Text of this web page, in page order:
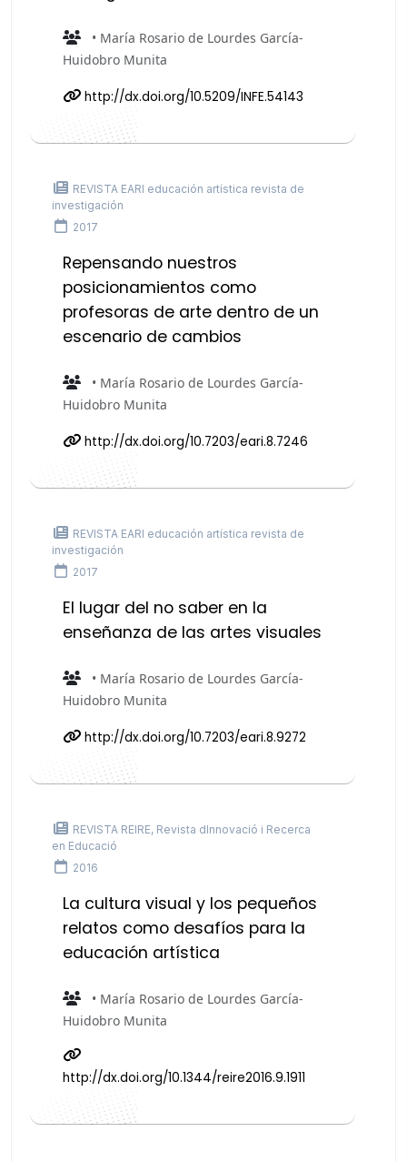
• María Rosario de Lourdes García-
Huidobro Munita
http://dx.doi.org/10.5209/INFE.54143
REVISTA EARI educación artística revista de
investigación
2017
Repensando nuestros
posicionamientos como
profesoras de arte dentro de un
escenario de cambios
• María Rosario de Lourdes García-
Huidobro Munita
http://dx.doi.org/10.7203/eari.8.7246
REVISTA EARI educación artística revista de
investigación
2017
El lugar del no saber en la
enseñanza de las artes visuales
• María Rosario de Lourdes García-
Huidobro Munita
http://dx.doi.org/10.7203/eari.8.9272
REVISTA REIRE, Revista dInnovació i Recerca
en Educació
2016
La cultura visual y los pequeños
relatos como desafíos para la
educación artística
• María Rosario de Lourdes García-
Huidobro Munita
http://dx.doi.org/10.1344/reire2016.9.1911